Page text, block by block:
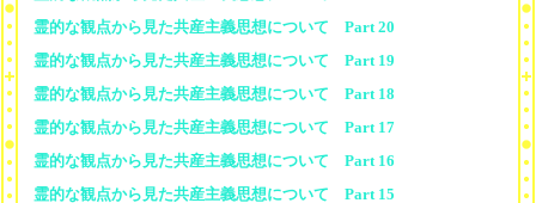
霊的な観点から見た共産主義思想について Part 20
霊的な観点から見た共産主義思想について Part 19
霊的な観点から見た共産主義思想について Part 18
霊的な観点から見た共産主義思想について Part 17
霊的な観点から見た共産主義思想について Part 16
霊的な観点から見た共産主義思想について Part 15